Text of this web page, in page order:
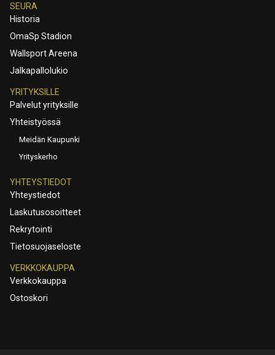
SEURA
Historia
OmaSp Stadion
Wallsport Areena
Jalkapallolukio
YRITYKSILLE
Palvelut yrityksille
Yhteistyössä
Meidän Kaupunki
Yrityskerho
YHTEYSTIEDOT
Yhteystiedot
Laskutusosoitteet
Rekrytointi
Tietosuojaseloste
VERKKOKAUPPA
Verkkokauppa
Ostoskori